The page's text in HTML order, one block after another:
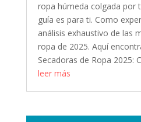
ropa húmeda colgada por
guía es para ti. Como
análisis exhaustivo de las
ropa de 2025. Aquí
Secadoras de Ropa 2025:
leer más